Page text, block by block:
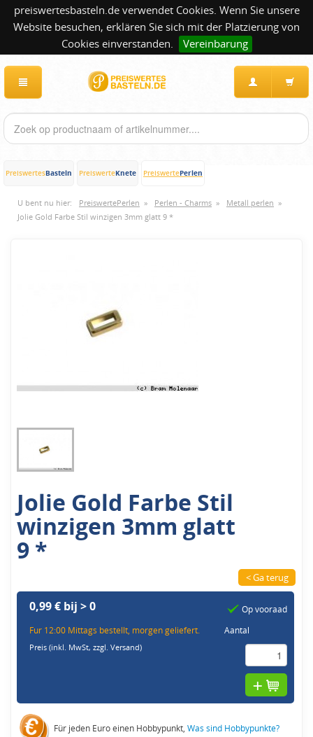
preiswertesbasteln.de verwendet Cookies. Wenn Sie unsere
Website besuchen, erklären Sie sich mit der Platzierung von
Cookies einverstanden.
Vereinbarung
PreiswertesBasteln PreiswerteKnete PreiswertePerlen
U bent nu hier: PreiswertePerlen » Perlen - Charms » Metall perlen »
Jolie Gold Farbe Stil winzigen 3mm glatt 9 *
Jolie Gold Farbe Stil
winzigen 3mm glatt
9 *
< Ga terug
0,99 € bij > 0
Fur 12:00 Mittags bestellt, morgen geliefert.
Preis (inkl. MwSt,zzgl. Versand)
Op vooraad
Aantal
Für jeden Euro einen Hobbypunkt,Was sind Hobbypunkte?